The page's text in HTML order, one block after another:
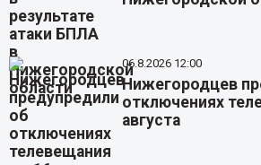
06.8.2026 12:00
Нижегородцев
отключениях
августа